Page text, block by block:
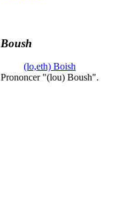
Boush
(lo,eth) Boish
Prononcer "(lou) Boush".